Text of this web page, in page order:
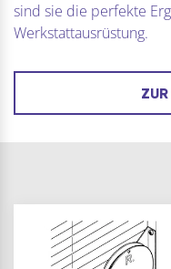
sind sie die perfekte
Werkstattausrüstung.